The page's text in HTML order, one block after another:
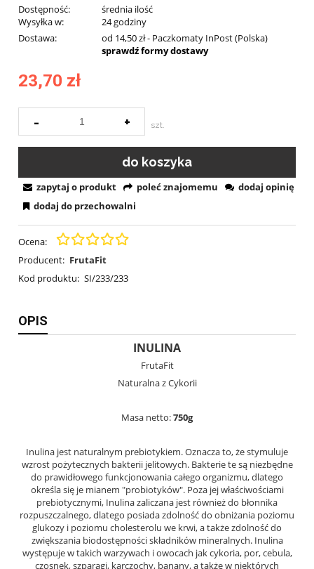
Dostępność:
średnia ilość
Wysyłka w:
24 godziny
Dostawa:
od 14,50 zł- Paczkomaty InPost(Polska)
sprawdź formy dostawy
23,70 zł
- + szt.
do koszyka
Ocena:
Producent: FrutaFit
Kod produktu: SI/233/233
zapytaj o produkt poleć znajomemu
dodaj opinię
dodaj do przechowalni
OPIS
INULINA
FrutaFit
Naturalna z Cykorii
Masa netto:750g
Inulina jest naturalnym prebiotykiem. Oznacza to, że stymuluje
wzrost pożytecznych bakterii jelitowych. Bakterie te są niezbędne
do prawidłowego funkcjonowania całego organizmu, dlatego
określa się je mianem "probiotyków". Poza jej właściwościami
prebiotycznymi, Inulina zaliczana jest również do błonnika
rozpuszczalnego, dlatego posiada zdolność do obniżania poziomu
glukozy i poziomu cholesterolu we krwi, a także zdolność do
zwiększania biodostępności składników mineralnych. Inulina
występuje w takich warzywach i owocach jak cykoria, por, cebula,
czosnek, szparagi, karczochy, banany, a także w niektórych